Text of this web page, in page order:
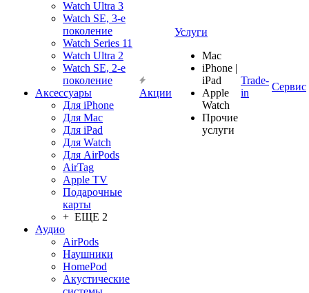
Watch Ultra 3
Watch SE, 3-е
поколение
Watch Series 11
Watch Ultra 2
Watch SE, 2-е
поколение
Аксессуары
Для iPhone
Для Mac
Для iPad
Для Watch
Для AirPods
AirTag
Apple TV
Подарочные
карты
+ ЕЩЕ 2
Аудио
AirPods
Наушники
HomePod
Акустические
Акции
Услуги
Mac
iPhone |
iPad
Apple
Watch
Прочие
услуги
Trade-
in
Сервис